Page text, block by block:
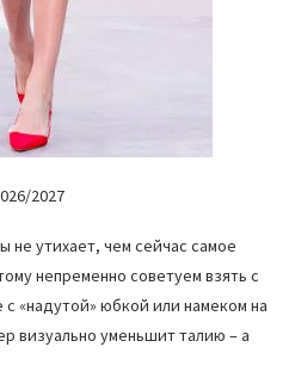
2027
не утихает, чем сейчас самое
непременно советуем взять с
«надутой» юбкой или намеком на
визуально уменьшит талию – а